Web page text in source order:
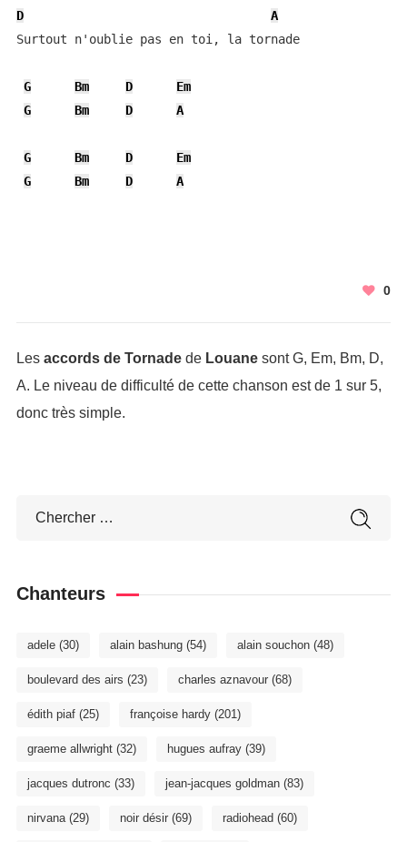
D
A
Surtout n'oublie pas en toi, la tornade
G Bm D
Em
G
Bm D A
G Bm D
Em
G
Bm D A
0
Les accords de Tornadede Louanesont G, Em, Bm, D,
A. Le niveau de difficulté de cette chanson est de 1 sur 5,
donc très simple.
Chanteurs
adele(30) alain bashung(54) alain souchon(48)
boulevard des airs (23) charles aznavour(68)
édith piaf(25) françoise hardy(201)
graeme allwright(32) hugues aufray(39)
jacques dutronc (33) jean-jacques goldman(83)
nirvana(29) noir désir(69) radiohead (60)